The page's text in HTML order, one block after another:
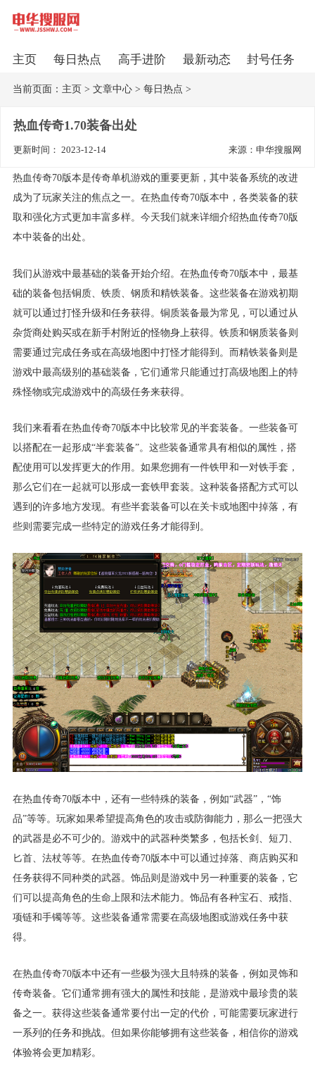
主页 每日热点 高手进阶 最新动态 封号任务
当前页面： 主页> 文章中心> 每日热点 >
热血传奇1.70装备出处
更新时间： 2023-12-14 来源：申华搜服网
热血传奇70版本是传奇单机游戏的重要更新，其中装备系统的改进
成为了玩家关注的焦点之一。在热血传奇70版本中，各类装备的获
取和强化方式更加丰富多样。今天我们就来详细介绍热血传奇70版
本中装备的出处。
我们从游戏中最基础的装备开始介绍。在热血传奇70版本中，最基
础的装备包括铜质、铁质、钢质和精铁装备。这些装备在游戏初期
就可以通过打怪升级和任务获得。铜质装备最为常见，可以通过从
杂货商处购买或在新手村附近的怪物身上获得。铁质和钢质装备则
需要通过完成任务或在高级地图中打怪才能得到。而精铁装备则是
游戏中最高级别的基础装备，它们通常只能通过打高级地图上的特
殊怪物或完成游戏中的高级任务来获得。
我们来看看在热血传奇70版本中比较常见的半套装备。一些装备可
以搭配在一起形成“半套装备”。这些装备通常具有相似的属性，搭
配使用可以发挥更大的作用。如果您拥有一件铁甲和一对铁手套，
那么它们在一起就可以形成一套铁甲套装。这种装备搭配方式可以
遇到的许多地方发现。有些半套装备可以在关卡或地图中掉落，有
些则需要完成一些特定的游戏任务才能得到。
在热血传奇70版本中，还有一些特殊的装备，例如“武器”，“饰
品”等等。玩家如果希望提高角色的攻击或防御能力，那么一把强大
的武器是必不可少的。游戏中的武器种类繁多，包括长剑、短刀、
匕首、法杖等等。在热血传奇70版本中可以通过掉落、商店购买和
任务获得不同种类的武器。饰品则是游戏中另一种重要的装备，它
们可以提高角色的生命上限和法术能力。饰品有各种宝石、戒指、
项链和手镯等等。这些装备通常需要在高级地图或游戏任务中获
得。
在热血传奇70版本中还有一些极为强大且特殊的装备，例如灵饰和
传奇装备。它们通常拥有强大的属性和技能，是游戏中最珍贵的装
备之一。获得这些装备通常要付出一定的代价，可能需要玩家进行
一系列的任务和挑战。但如果你能够拥有这些装备，相信你的游戏
体验将会更加精彩。